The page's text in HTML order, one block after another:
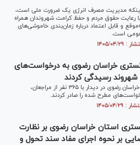
اینکه مدیریت مصرف انرژی یک ضرورت ملی است،
رعایت حقوق مردم و حفظ کرامت شهروندان همراه
و قابل اعتماد درباره زمان‌بندی خاموشی‌های
است.
خراسان رضوی به درخواست‌های
مسئولان قضایی دادگستری خراسان رضوی در دیدار با ۳۶۵ نفر از مراجعان،
مطرح شده را صادر کردند.
استان خراسان رضوی بر نظارت
بر نحوه اجرای مفاد سند تحول و